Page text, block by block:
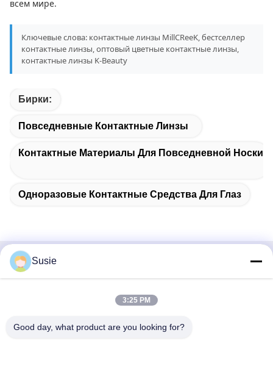
всем мире.
Ключевые слова: контактные линзы MillCReeK, бестселлер
контактные линзы, оптовый цветные контактные линзы,
контактные линзы K-Beauty
Бирки:
Повседневные Контактные Линзы
Контактные Материалы Для Повседневной Носки
Одноразовые Контактные Средства Для Глаз
Быстрый контакт
Первая улица Чжунъи, район Юхуа, Чанша, Хунань,
Susie
3:25 PM
Good day, what product are you looking for?